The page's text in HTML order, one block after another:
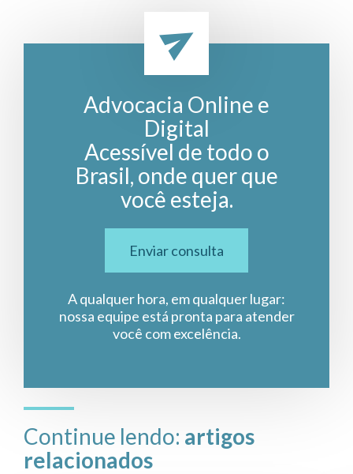
Advocacia Online e
Digital
Acessível de todo o
Brasil, onde quer que
você esteja.
Enviar consulta
A qualquer hora, em qualquer lugar:
nossa equipe está pronta para atender
você com excelência.
Continue lendo: artigos
relacionados